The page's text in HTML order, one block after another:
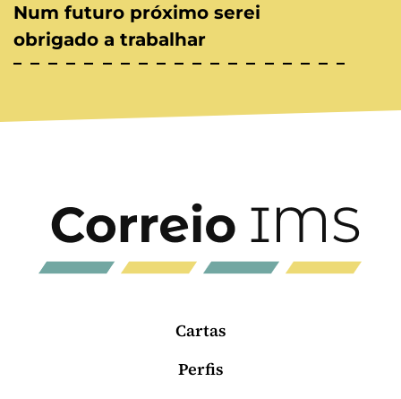
Num futuro próximo serei
obrigado a trabalhar
Cartas
Perfis